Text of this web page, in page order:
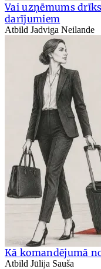
Vai uzņēmums
darījumiem
Atbild Jadviga Neilande
Kā komandējumā
Atbild Jūlija Sauša